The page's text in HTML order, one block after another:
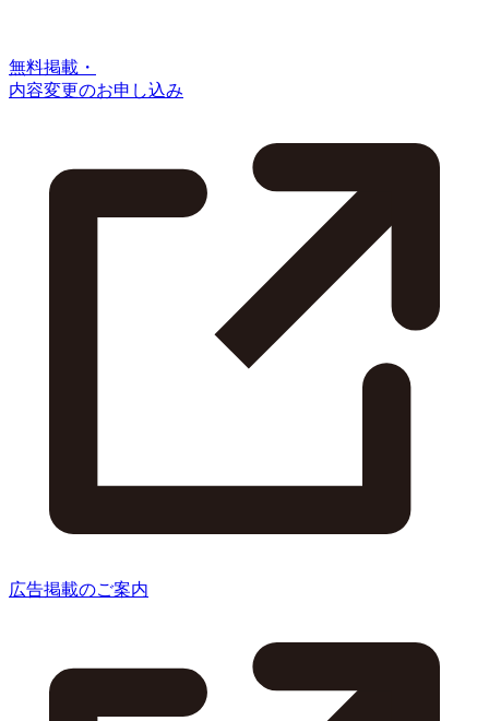
無料掲載・
内容変更のお申し込み
広告掲載のご案内